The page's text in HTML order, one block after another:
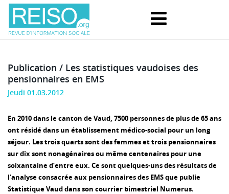
Publication / Les statistiques vaudoises des
pensionnaires en EMS
Jeudi 01.03.2012
En 2010 dans le canton de Vaud, 7500 personnes de plus de 65 ans
ont résidé dans un établissement médico-social pour un long
séjour. Les trois quarts sont des femmes et trois pensionnaires
sur dix sont nonagénaires ou même centenaires pour une
soixantaine d’entre eux. Ce sont quelques-uns des résultats de
l’analyse consacrée aux pensionnaires des EMS que publie
Statistique Vaud dans son courrier bimestriel Numerus.